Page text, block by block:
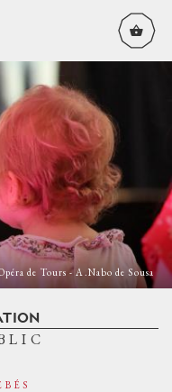
de Tours - A.Nabo de Sousa